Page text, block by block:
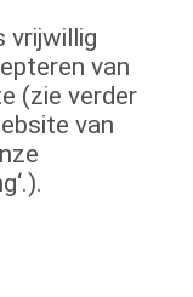
vrijwillig
van
(zie verder
van